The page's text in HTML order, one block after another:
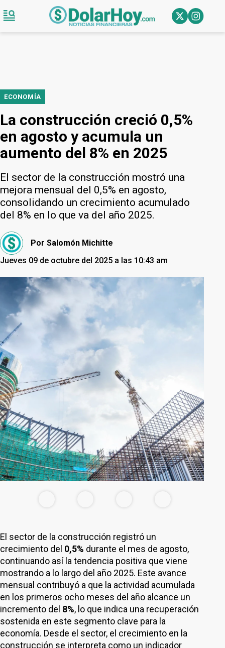
ECONOMÍA
La construcción creció 0,5%
en agosto y acumula un
aumento del 8% en 2025
El sector de la construcción mostró una
mejora mensual del 0,5% en agosto,
consolidando un crecimiento acumulado
del 8% en lo que va del año 2025.
Por Salomón Michitte
Jueves 09 de octubre del 2025 a las 10:43 am
El sector de la construcción registró un
crecimiento del 0,5% durante el mes de agosto,
continuando así la tendencia positiva que viene
mostrando a lo largo del año 2025. Este avance
mensual contribuyó a que la actividad acumulada
en los primeros ocho meses del año alcance un
incremento del 8%, lo que indica una recuperación
sostenida en este segmento clave para la
economía. Desde el sector, el crecimiento en la
construcción se interpreta como un indicador